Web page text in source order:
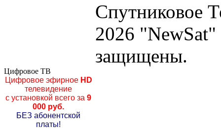
Спутниковое
2026
защищены.
Цифровое ТВ
Цифровое эфирноеHD
телевидение
с установкой всего за 9
000 руб.
БЕЗ абонентской
платы!